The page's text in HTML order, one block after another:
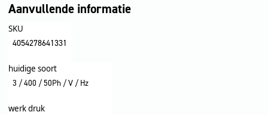
Aanvullende informatie
SKU
4054278641331
huidige soort
3 / 400 / 50Ph / V / Hz
werk druk